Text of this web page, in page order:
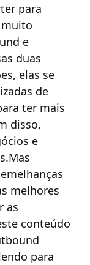
para
muito
e
duas
elas se
de
ter mais
disso,
e
melhores
as
conteúdo
para